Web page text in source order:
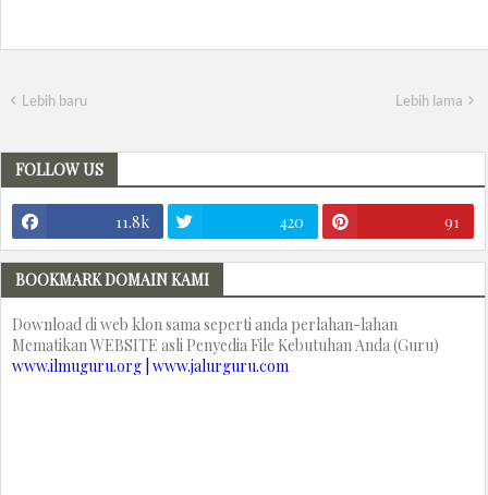
Lebih baru Lebih lama
FOLLOW US
11.8k 420 91
BOOKMARK DOMAIN KAMI
Download di web klon sama seperti anda perlahan-lahan
Mematikan WEBSITE asli Penyedia File Kebutuhan Anda (Guru)
www.ilmuguru.org | www.jalurguru.com